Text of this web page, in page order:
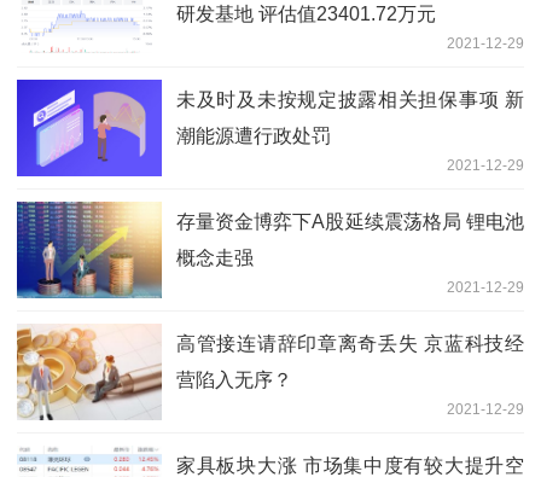
研发基地 评估值23401.72万元
2021-12-29
未及时及未按规定披露相关担保事项 新
潮能源遭行政处罚
2021-12-29
存量资金博弈下A股延续震荡格局 锂电池
概念走强
2021-12-29
高管接连请辞印章离奇丢失 京蓝科技经
营陷入无序？
2021-12-29
家具板块大涨 市场集中度有较大提升空